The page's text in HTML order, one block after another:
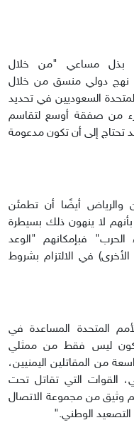
بذل مساعي "من خلال
نهج دولي منسق من خلال
السعوديين في تحديد
من صفقة أوسع لتقاسم
تحتاج إلى أن تكون مدعومة
والرياض أيضًا أن تطمئن
بأنهم لا ينهون ذلك بسيطرة
الحرب" فبإمكانهم "الوعد
في الالتزام بشروط
المتحدة المساعدة في
ليس فقط من ممثلي
من المقاتلين اليمنيين،
القوات التي تقاتل تحت
وثيق من مجموعة الاتصال
الوطني."